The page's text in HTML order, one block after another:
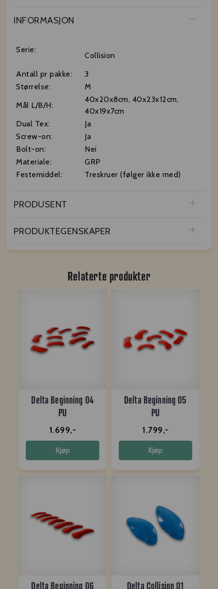
INFORMASJON
Serie:
Collision
Antall pr pakke:
3
Størrelse:
M
Mål L/B/H:
40x20x8cm, 40x23x12cm,
40x19x7cm
Dual Tex:
Ja
Screw-on:
Ja
Bolt-on:
Nei
Materiale:
GRP
Festemiddel:
Treskruer (følger ikke med)
PRODUSENT
PRODUKTEGENSKAPER
Relaterte produkter
Delta Beginning 04
PU
1.699,-
Kjøp
Delta Beginning 05
PU
1.799,-
Kjøp
Delta Beginning 06
Delta Collision 01